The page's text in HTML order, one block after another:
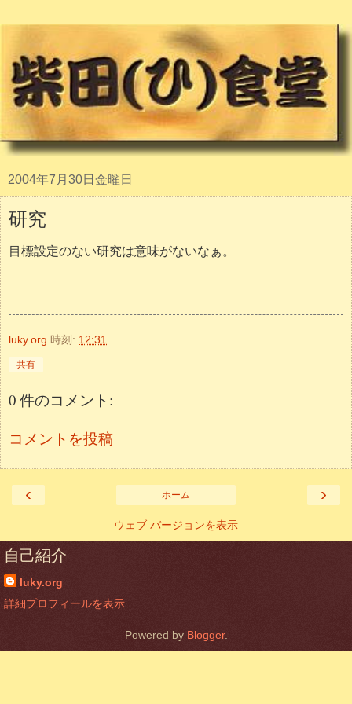
2004年7月30日金曜日
研究
目標設定のない研究は意味がないなぁ。
luky.org 時刻: 12:31
共有
0 件のコメント:
コメントを投稿
‹ ›
ホーム
ウェブ バージョンを表示
自己紹介
luky.org
詳細プロフィールを表示
Powered by Blogger.